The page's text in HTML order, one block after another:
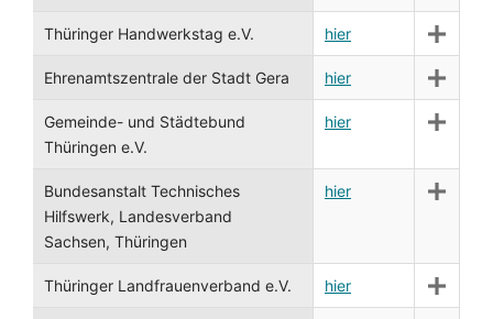
Thüringer Handwerkstag e.V. hier
Ehrenamtszentrale der Stadt Gera hier
Gemeinde- und Städtebund
Thüringen e.V.
hier
Bundesanstalt Technisches
Hilfswerk, Landesverband
Sachsen, Thüringen
hier
Thüringer Landfrauenverband e.V. hier